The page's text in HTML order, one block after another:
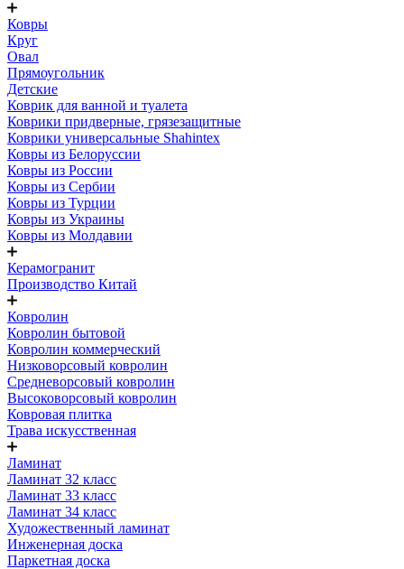
Ковры
Круг
Овал
Прямоугольник
Детские
Коврик для ванной и туалета
Коврики придверные, грязезащитные
Коврики универсальные Shahintex
Ковры из Белоруссии
Ковры из России
Ковры из Сербии
Ковры из Турции
Ковры из Украины
Ковры из Молдавии
Керамогранит
Производство Китай
Ковролин
Ковролин бытовой
Ковролин коммерческий
Низковорсовый ковролин
Средневорсовый ковролин
Высоковорсовый ковролин
Ковровая плитка
Трава искусственная
Ламинат
Ламинат 32 класс
Ламинат 33 класс
Ламинат 34 класс
Художественный ламинат
Инженерная доска
Паркетная доска